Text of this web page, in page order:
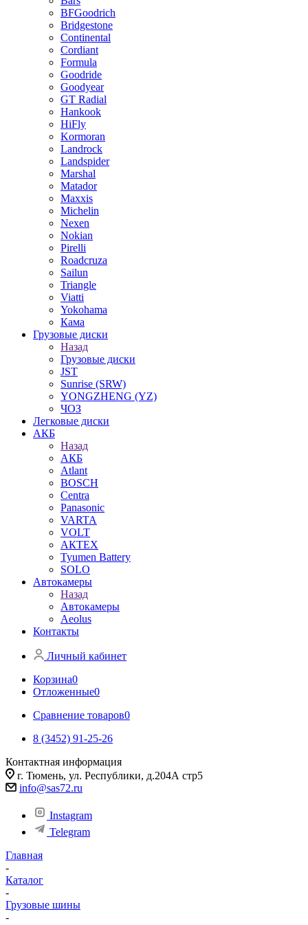
BFGoodrich
Bridgestone
Continental
Cordiant
Formula
Goodride
Goodyear
GT Radial
Hankook
HiFly
Kormoran
Landrock
Landspider
Marshal
Matador
Maxxis
Michelin
Nexen
Nokian
Pirelli
Roadcruza
Sailun
Triangle
Viatti
Yokohama
Кама
Грузовые диски
Назад
Грузовые диски
JST
Sunrise (SRW)
YONGZHENG (YZ)
ЧОЗ
Легковые диски
АКБ
Назад
АКБ
Atlant
BOSCH
Centra
Panasonic
VARTA
VOLT
АКТЕХ
Tyumen Battery
SOLO
Автокамеры
Назад
Автокамеры
Aeolus
Контакты
Личный кабинет
Корзина0
Отложенные0
Сравнение товаров0
8 (3452) 91-25-26
Контактная информация
г. Тюмень, ул. Республики, д.204А стр5
info@sas72.ru
Instagram
Telegram
Главная
-
Каталог
-
Грузовые шины
-